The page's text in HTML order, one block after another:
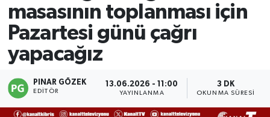
masasının toplanması için
Pazartesi günü çağrı
yapacağız
PINAR GÖZEK
EDITÖR
13.06.2026 - 11:00
YAYINLANMA
3 DK
OKUNMA SÜRESI